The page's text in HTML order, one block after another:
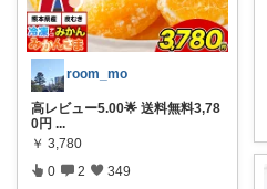
room_mo
高レビュー5.00🌟 送料無料3,78
0円 ...
￥ 3,780
0 2 349